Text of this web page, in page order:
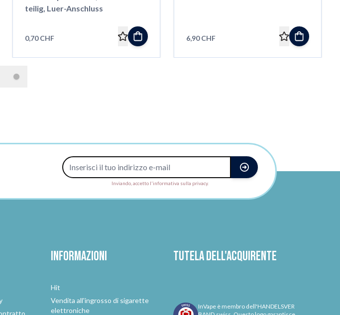
teilig, Luer-Anschluss
0,70 CHF 6,90 CHF
Indirizzo e-mail
Inviando, accetto l'informativa sulla privacy.
Informazioni
Hit
Vendita all'ingrosso di sigarette
elettroniche
Tutela dell'acquirente
InVape è membro dell'HANDELSVER